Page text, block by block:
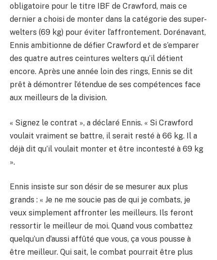
obligatoire pour le titre IBF de Crawford, mais ce
dernier a choisi de monter dans la catégorie des super-
welters (69 kg) pour éviter l’affrontement. Dorénavant,
Ennis ambitionne de défier Crawford et de s’emparer
des quatre autres ceintures welters qu’il détient
encore. Après une année loin des rings, Ennis se dit
prêt à démontrer l’étendue de ses compétences face
aux meilleurs de la division.
« Signez le contrat », a déclaré Ennis. « Si Crawford
voulait vraiment se battre, il serait resté à 66 kg. Il a
déjà dit qu’il voulait monter et être incontesté à 69 kg
».
Ennis insiste sur son désir de se mesurer aux plus
grands : « Je ne me soucie pas de qui je combats, je
veux simplement affronter les meilleurs. Ils feront
ressortir le meilleur de moi. Quand vous combattez
quelqu’un d’aussi affûté que vous, ça vous pousse à
être meilleur. Qui sait, le combat pourrait être plus